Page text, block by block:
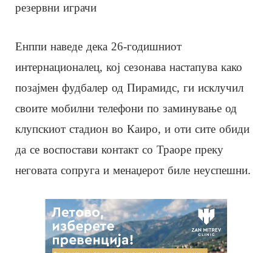
резервни играчи
Енппи наведе дека 26-годишниот
интернационалец, кој сезонава настапува како
позајмен фудбалер од Пирамидс, ги исклучил
своите мобилни телефони по заминување од
клупскиот стадион во Каиро, и оти сите обиди
да се воспостави контакт со Траоре преку
неговата сопруга и менаџерот биле неуспешни.